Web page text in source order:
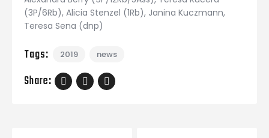
(3P/6Rb), Alicia Stenzel (1Rb), Janina Kuczmann,
Teresa Sena (dnp)
Tags: 2019 news
Share: